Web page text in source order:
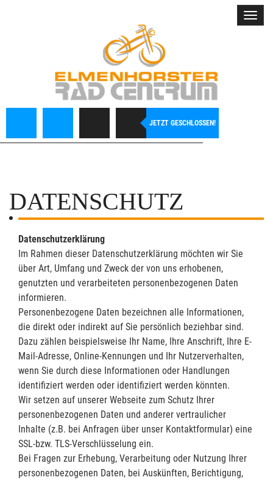
JETZT GESCHLOSSEN!
DATENSCHUTZ
Datenschutzerklärung
Im Rahmen dieser Datenschutzerklärung möchten wir Sie
über Art, Umfang und Zweck der von uns erhobenen,
genutzten und verarbeiteten personenbezogenen Daten
informieren.
Personenbezogene Daten bezeichnen alle Informationen,
die direkt oder indirekt auf Sie persönlich beziehbar sind.
Dazu zählen beispielsweise Ihr Name, Ihre Anschrift, Ihre E-
Mail-Adresse, Online-Kennungen und Ihr Nutzerverhalten,
wenn Sie durch diese Informationen oder Handlungen
identifiziert werden oder identifiziert werden könnten.
Wir setzen auf unserer Webseite zum Schutz Ihrer
personenbezogenen Daten und anderer vertraulicher
Inhalte (z.B. bei Anfragen über unser Kontaktformular) eine
SSL-bzw. TLS-Verschlüsselung ein.
Bei Fragen zur Erhebung, Verarbeitung oder Nutzung Ihrer
personenbezogenen Daten, bei Auskünften, Berichtigung,